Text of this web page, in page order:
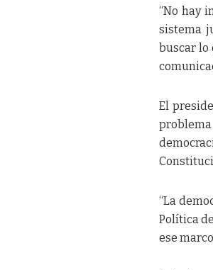
“No hay
sistema
buscar lo
El
“La
Política
ese